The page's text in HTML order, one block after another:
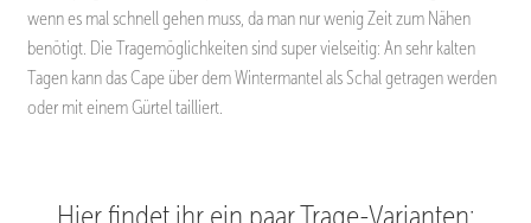
wenn es mal schnell gehen muss, da man nur wenig Zeit zum Nähen
benötigt. Die Tragemöglichkeiten sind super vielseitig: An sehr kalten
Tagen kann das Cape über dem Wintermantel als Schal getragen werden
oder mit einem Gürtel tailliert.